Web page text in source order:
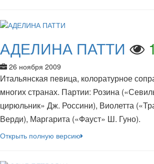
АДЕЛИНА ПАТТИ 1
26 ноября 2009
Итальянская певица, колоратурное
многих странах. Партии: Розина
цирюльник» Дж. Россини), Виолетта
Верди), Маргарита («Фауст» Ш. Гуно).
Открыть полную версию